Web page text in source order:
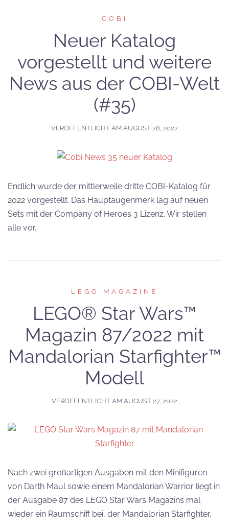
COBI
Neuer Katalog
vorgestellt und weitere
News aus der COBI-Welt
(#35)
VERÖFFENTLICHT AM AUGUST 28, 2022
Endlich wurde der mittlerweile dritte COBI-Katalog für
2022 vorgestellt. Das Hauptaugenmerk lag auf neuen
Sets mit der Company of Heroes 3 Lizenz. Wir stellen
alle vor.
LEGO MAGAZINE
LEGO® Star Wars™
Magazin 87/2022 mit
Mandalorian Starfighter™
Modell
VERÖFFENTLICHT AM AUGUST 27, 2022
Nach zwei großartigen Ausgaben mit den Minifiguren
von Darth Maul sowie einem Mandalorian Warrior liegt in
der Ausgabe 87 des LEGO Star Wars Magazins mal
wieder ein Raumschiff bei, der Mandalorian Starfighter.